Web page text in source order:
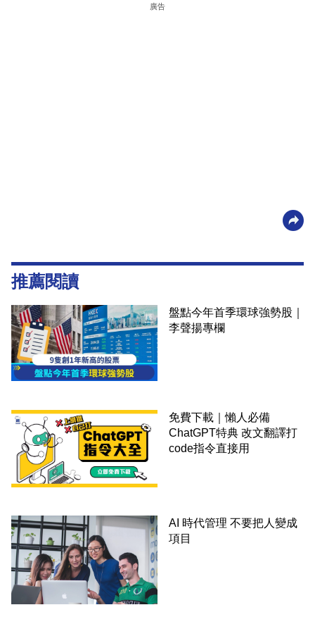
廣告
推薦閱讀
盤點今年首季環球強勢股｜
李聲揚專欄
免費下載｜懶人必備
ChatGPT特典 改文翻譯打
code指令直接用
AI 時代管理 不要把人變成
項目